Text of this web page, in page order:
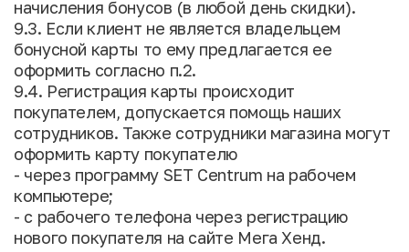
начисления бонусов (в любой день скидки).
9.3. Если клиент не является владельцем
бонусной карты то ему предлагается ее
оформить согласно п.2.
9.4. Регистрация карты происходит
покупателем, допускается помощь наших
сотрудников. Также сотрудники магазина могут
оформить карту покупателю
- через программу SET Centrum на рабочем
компьютере;
- с рабочего телефона через регистрацию
нового покупателя на сайте Мега Хенд.